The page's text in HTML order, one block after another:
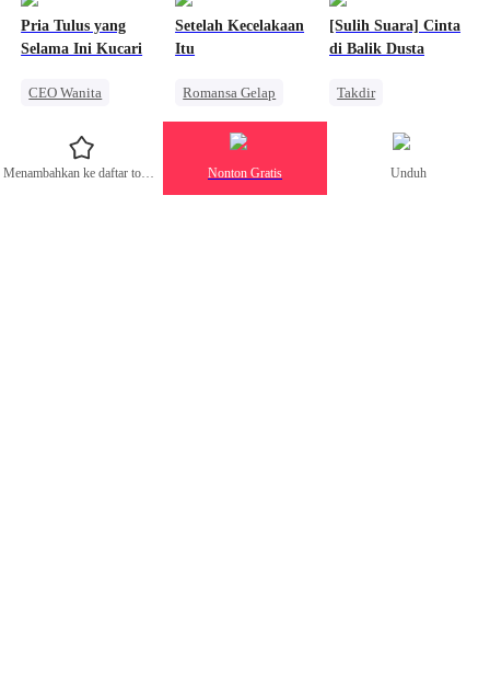
Dewasa Muda
Miliuner
Pengkhianatan
Wanita Kuat
Pria Tulus yang
Selama Ini Kucari
CEO Wanita
Kebangkitan
Setelah Kecelakaan
Itu
Romansa Gelap
Balas Dendam
Cinta dan Benci
[Sulih Suara] Cinta
di Balik Dusta
Takdir
Mengejar Istri
Menambahkan ke daftar tontonan Nonton Gratis Unduh